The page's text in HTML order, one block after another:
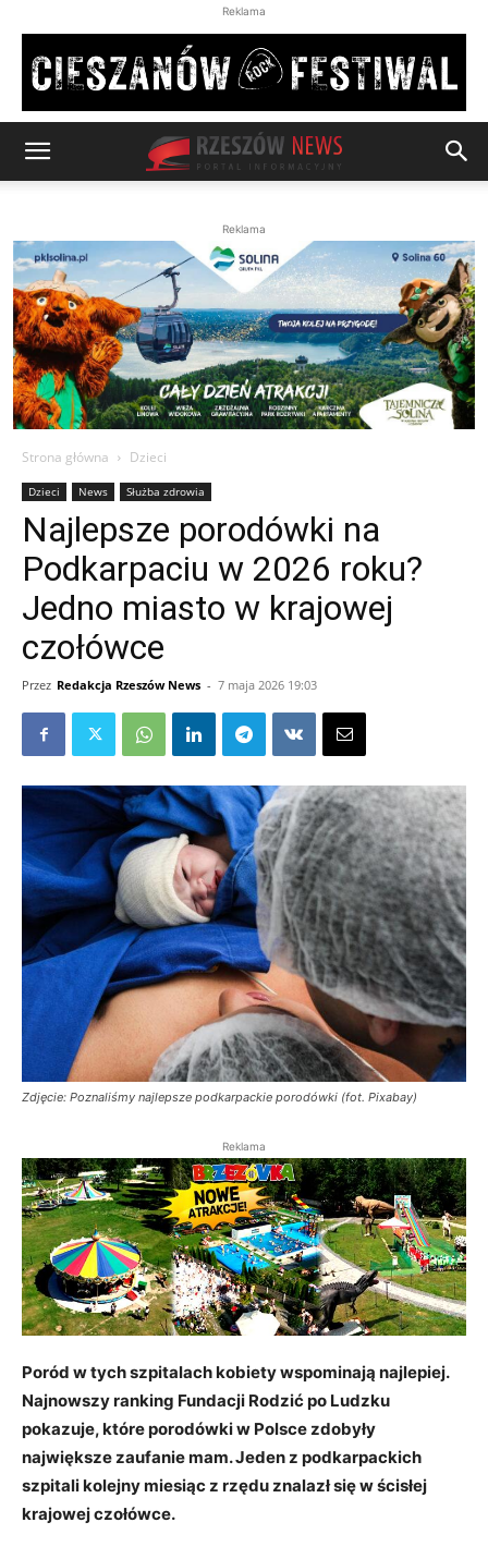
Reklama
Reklama
Strona główna Dzieci
Dzieci News Służba zdrowia
Najlepsze porodówki na
Podkarpaciu w 2026 roku?
Jedno miasto w krajowej
czołówce
Przez Redakcja Rzeszów News - 7 maja 2026 19:03
Zdjęcie: Poznaliśmy najlepsze podkarpackie porodówki (fot. Pixabay)
Reklama
Poród w tych szpitalach kobiety wspominają najlepiej.
Najnowszy ranking Fundacji Rodzić po Ludzku
pokazuje, które porodówki w Polsce zdobyły
największe zaufanie mam. Jeden z podkarpackich
szpitali kolejny miesiąc z rzędu znalazł się w ścisłej
krajowej czołówce.